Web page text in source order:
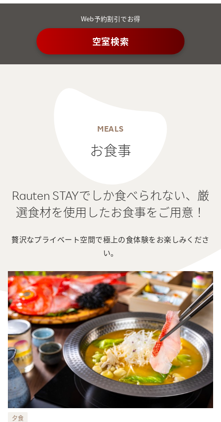
Web予約割引でお得
空室検索
MEALS
お食事
Rauten STAYでしか食べられない、 厳
選食材を使用したお食事をご用意！
贅沢なプライベート空間で極上の食体験をお楽しみくださ
い。
夕食